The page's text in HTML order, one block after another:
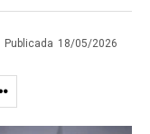
Publicada 18/05/2026